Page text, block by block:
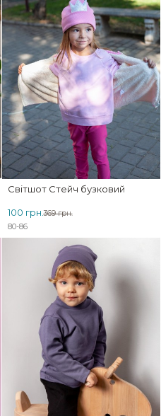
Світшот Стейч бузковий
369 грн.
100 грн.
80-86